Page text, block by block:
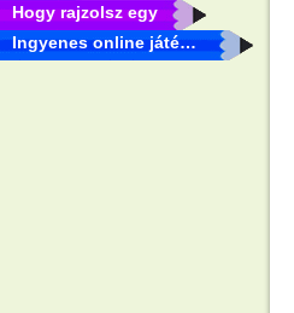
Hogy rajzolsz egy
Ingyenes online játékok